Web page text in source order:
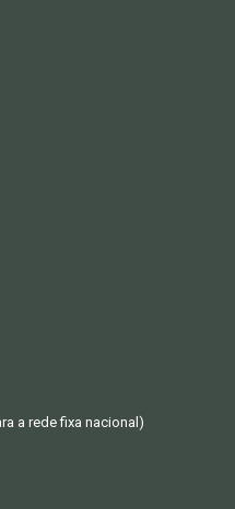
a rede fixa nacional)